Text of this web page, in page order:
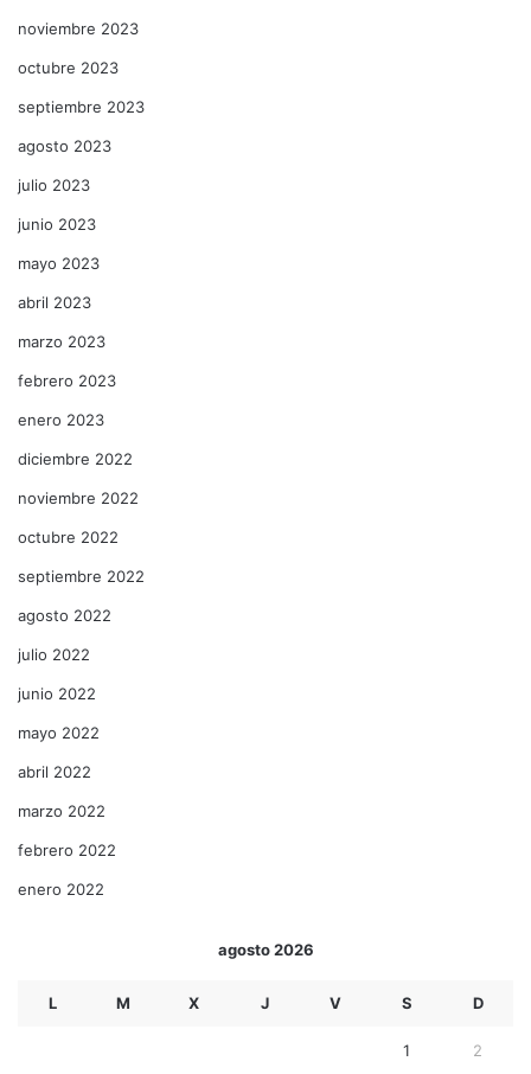
noviembre 2023
octubre 2023
septiembre 2023
agosto 2023
julio 2023
junio 2023
mayo 2023
abril 2023
marzo 2023
febrero 2023
enero 2023
diciembre 2022
noviembre 2022
octubre 2022
septiembre 2022
agosto 2022
julio 2022
junio 2022
mayo 2022
abril 2022
marzo 2022
febrero 2022
enero 2022
agosto 2026
L M X J V S D
1 2